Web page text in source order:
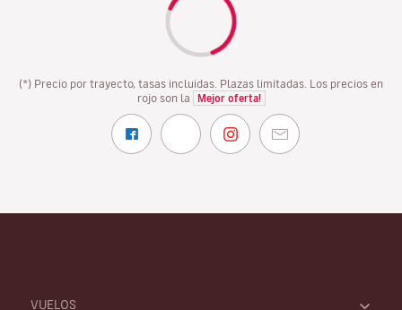
(*) Precio por trayecto, tasas incluidas. Plazas limitadas. Los precios en
rojo son la
Mejor oferta!
VUELOS